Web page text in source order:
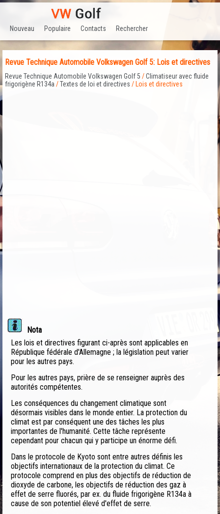
Nouveau Populaire Contacts Rechercher
Revue Technique Automobile Volkswagen Golf 5: Lois et directives
Revue Technique Automobile Volkswagen Golf 5 /Climatiseur avec fluide
frigorigène R134a /Textes de loi et directives / Lois et directives
Nota
Les lois et directives figurant ci-après sont applicables en
République fédérale d'Allemagne ; la législation peut varier
pour les autres pays.
Pour les autres pays, prière de se renseigner auprès des
autorités compétentes.
Les conséquences du changement climatique sont
désormais visibles dans le monde entier. La protection du
climat est par conséquent une des tâches les plus
importantes de l'humanité. Cette tâche représente
cependant pour chacun qui y participe un énorme défi.
Dans le protocole de Kyoto sont entre autres définis les
objectifs internationaux de la protection du climat. Ce
protocole comprend en plus des objectifs de réduction de
dioxyde de carbone, les objectifs de réduction des gaz à
effet de serre fluorés, par ex. du fluide frigorigène R134a à
cause de son potentiel élevé d'effet de serre.